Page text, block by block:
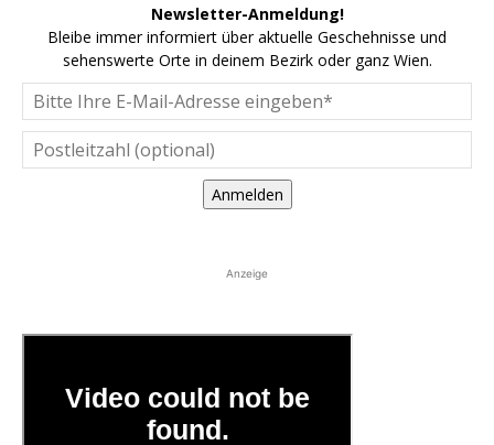
Newsletter-Anmeldung!
Bleibe immer informiert über aktuelle Geschehnisse und
sehenswerte Orte in deinem Bezirk oder ganz Wien.
Anmelden
Anzeige